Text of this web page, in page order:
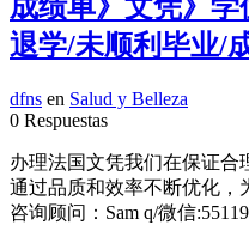
成绩单》文凭》
退学/未顺利毕业/
dfns en Salud y Belleza
0 Respuestas
办理法国文凭我们在保证合
通过品质和效率不断优化，
咨询顾问：Sam q/微信